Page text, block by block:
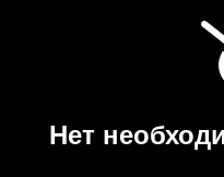
Нет